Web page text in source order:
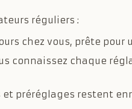
réguliers :
chez vous, prête pour
connaissez chaque
et préréglages restent